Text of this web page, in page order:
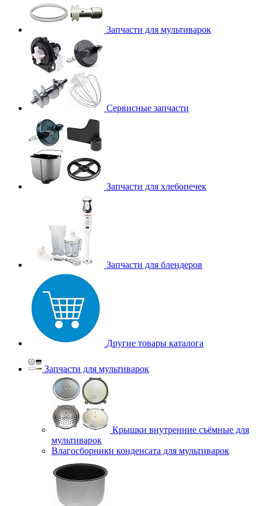
Запчасти для мультиварок
Сервисные запчасти
Запчасти для хлебопечек
Запчасти для блендеров
Другие товары каталога
Запчасти для мультиварок
Крышки внутренние съёмные для
мультиварок
Влагосборники конденсата для мультиварок